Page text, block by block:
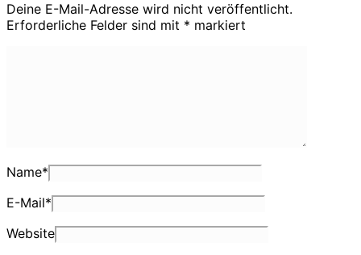
Deine E-Mail-Adresse wird nicht veröffentlicht.
Erforderliche Felder sind mit * markiert
Name*
E-Mail*
Website